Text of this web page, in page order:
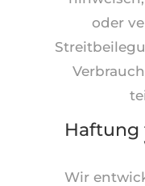
oder
Haftung
Wir